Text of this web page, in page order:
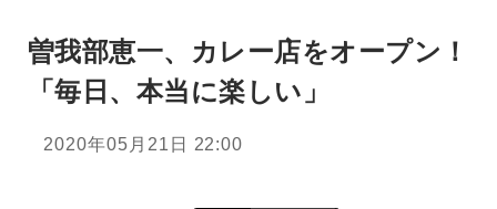
曽我部恵一、カレー店をオープン！
「毎日、本当に楽しい」
2020年05月21日 22:00